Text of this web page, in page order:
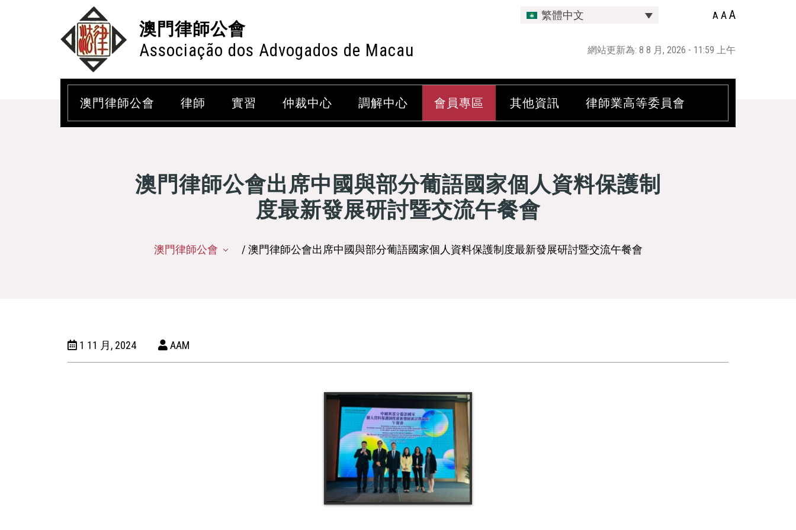
澳門律師公會
Associação dos Advogados de Macau
繁體中文 A AA
網站更新為: 8 8 月, 2026 - 11:59 上午
澳門律師公會 律師 實習 仲裁中心 調解中心 會員專區 其他資訊 律師業高等委員會
澳門律師公會出席中國與部分葡語國家個人資料保護制
度最新發展研討暨交流午餐會
澳門律師公會 / 澳門律師公會出席中國與部分葡語國家個人資料保護制度最新發展研討暨交流午餐會
1 11 月, 2024 AAM